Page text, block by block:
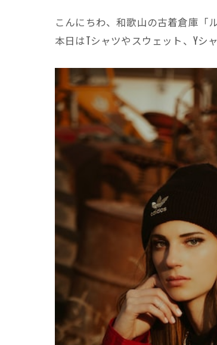
こんにちわ、和歌山の古着倉庫「
本日はTシャツやスウェット、Yシ